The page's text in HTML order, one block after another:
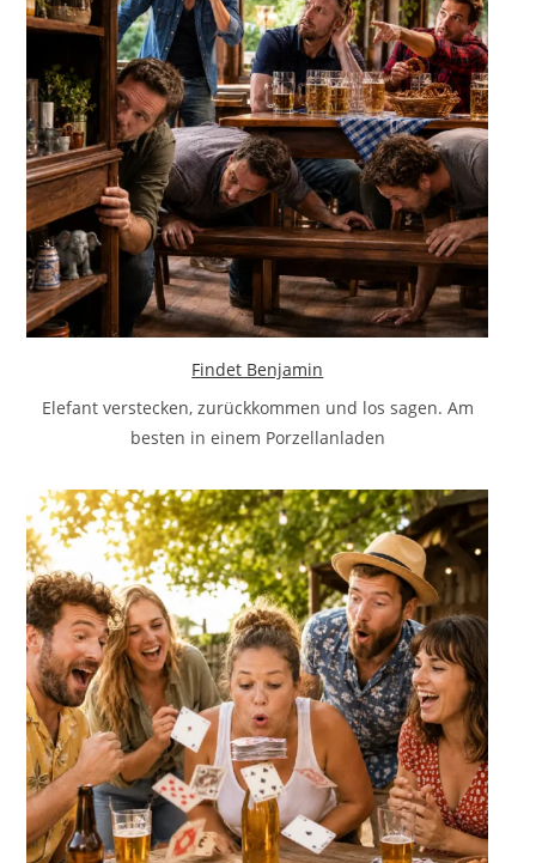
Findet Benjamin
Elefant verstecken, zurückkommen und los sagen. Am
besten in einem Porzellanladen